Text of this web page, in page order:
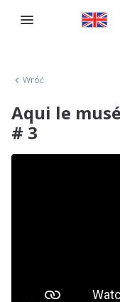
Wróć
Aqui le
# 3